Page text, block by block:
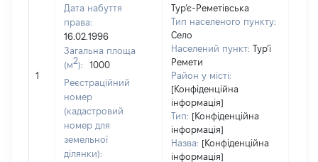
1
Дата набуття
права:
16.02.1996
Загальна площа
(м2):
1000
Реєстраційний
номер
(кадастровий
номер для
земельної
ділянки):
Тур’є-Реметівська
Тип населеного пункту:
Село
Населений пункт: Тур’ї
Ремети
Район у місті:
[Конфіденційна
інформація]
Тип: [Конфіденційна
інформація]
Назва: [Конфіденційна
інформація]